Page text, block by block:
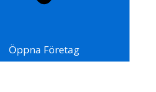
Öppna Företag